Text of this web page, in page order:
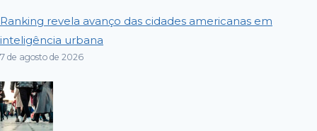
Ranking revela avanço das cidades americanas em
inteligência urbana
7 de agosto de 2026